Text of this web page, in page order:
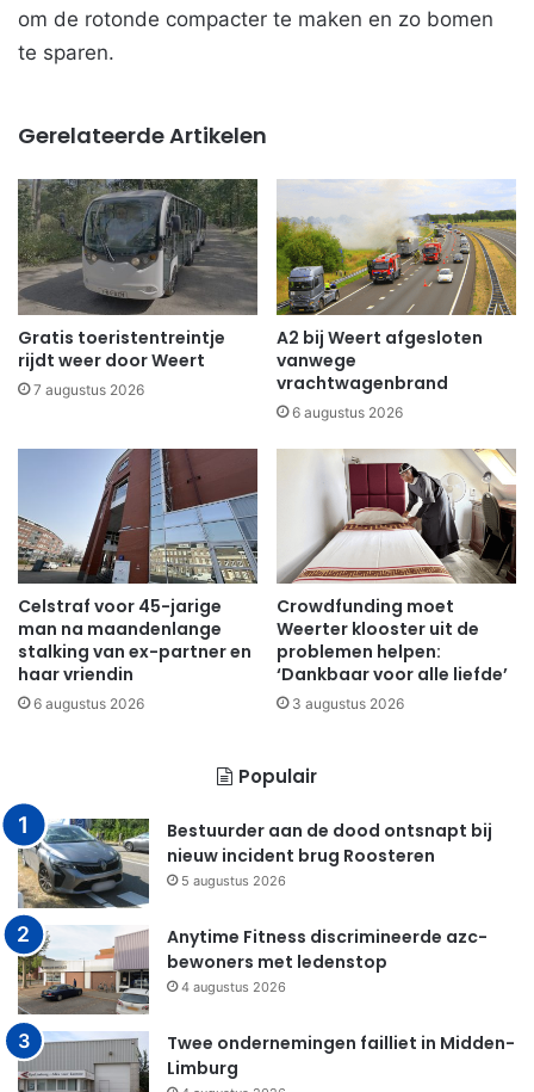
om de rotonde compacter te maken en zo bomen
te sparen.
Gerelateerde Artikelen
Gratis toeristentreintje
rijdt weer door Weert
7 augustus 2026
A2 bij Weert afgesloten
vanwege
vrachtwagenbrand
6 augustus 2026
Celstraf voor 45-jarige
man na maandenlange
stalking van ex-partner en
haar vriendin
6 augustus 2026
Crowdfunding moet
Weerter klooster uit de
problemen helpen:
‘Dankbaar voor alle liefde’
3 augustus 2026
Populair
Bestuurder aan de dood ontsnapt bij
nieuw incident brug Roosteren
5 augustus 2026
Anytime Fitness discrimineerde azc-
bewoners met ledenstop
4 augustus 2026
Twee ondernemingen failliet in Midden-
Limburg